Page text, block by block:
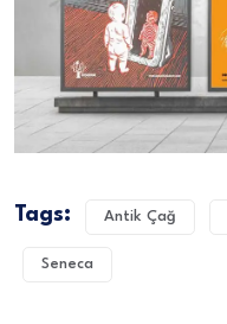
Tags: Antik Çağ
Seneca